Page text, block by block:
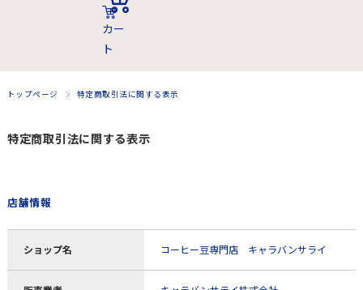
カー
ト
トップページ 特定商取引法に関する表示
特定商取引法に関する表示
店舗情報
ショップ名 コーヒー豆専門店 キャラバンサライ